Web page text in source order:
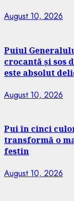
August 10, 2026
Puiul
crocantă și sos
este absolut
August 10, 2026
Pui în cinci
transformă o
festin
August 10, 2026